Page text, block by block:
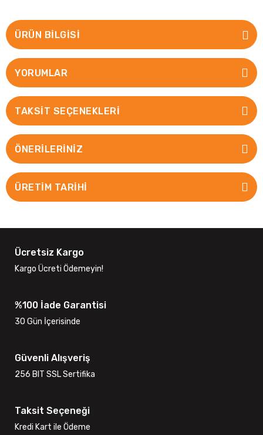
ÜRÜN BILGISI
YORUMLAR
TAKSIT SEÇENEKLERI
ÖNERILERINIZ
ÜRETİM TARİHİ
Ücretsiz Kargo
Kargo Ücreti Ödemeyin!
%100 İade Garantisi
30 Gün İçerisinde
Güvenli Alışveriş
256 BIT SSL Sertifika
Taksit Seçeneği
Kredi Kart ile Ödeme